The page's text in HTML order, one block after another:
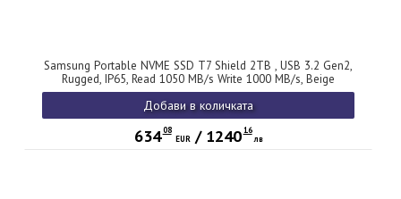
Samsung Portable NVME SSD T7 Shield 2TB , USB 3.2 Gen2,
Rugged, IP65, Read 1050 MB/s Write 1000 MB/s, Beige
Добави в количката
634 08
EUR/ 1240 16
лв